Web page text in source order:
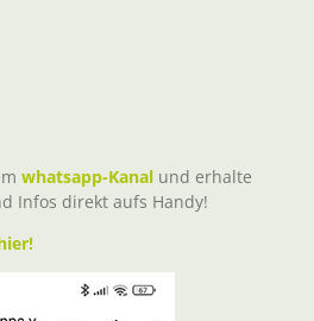
whatsapp-Kanal und erhalte
Infos direkt aufs Handy!